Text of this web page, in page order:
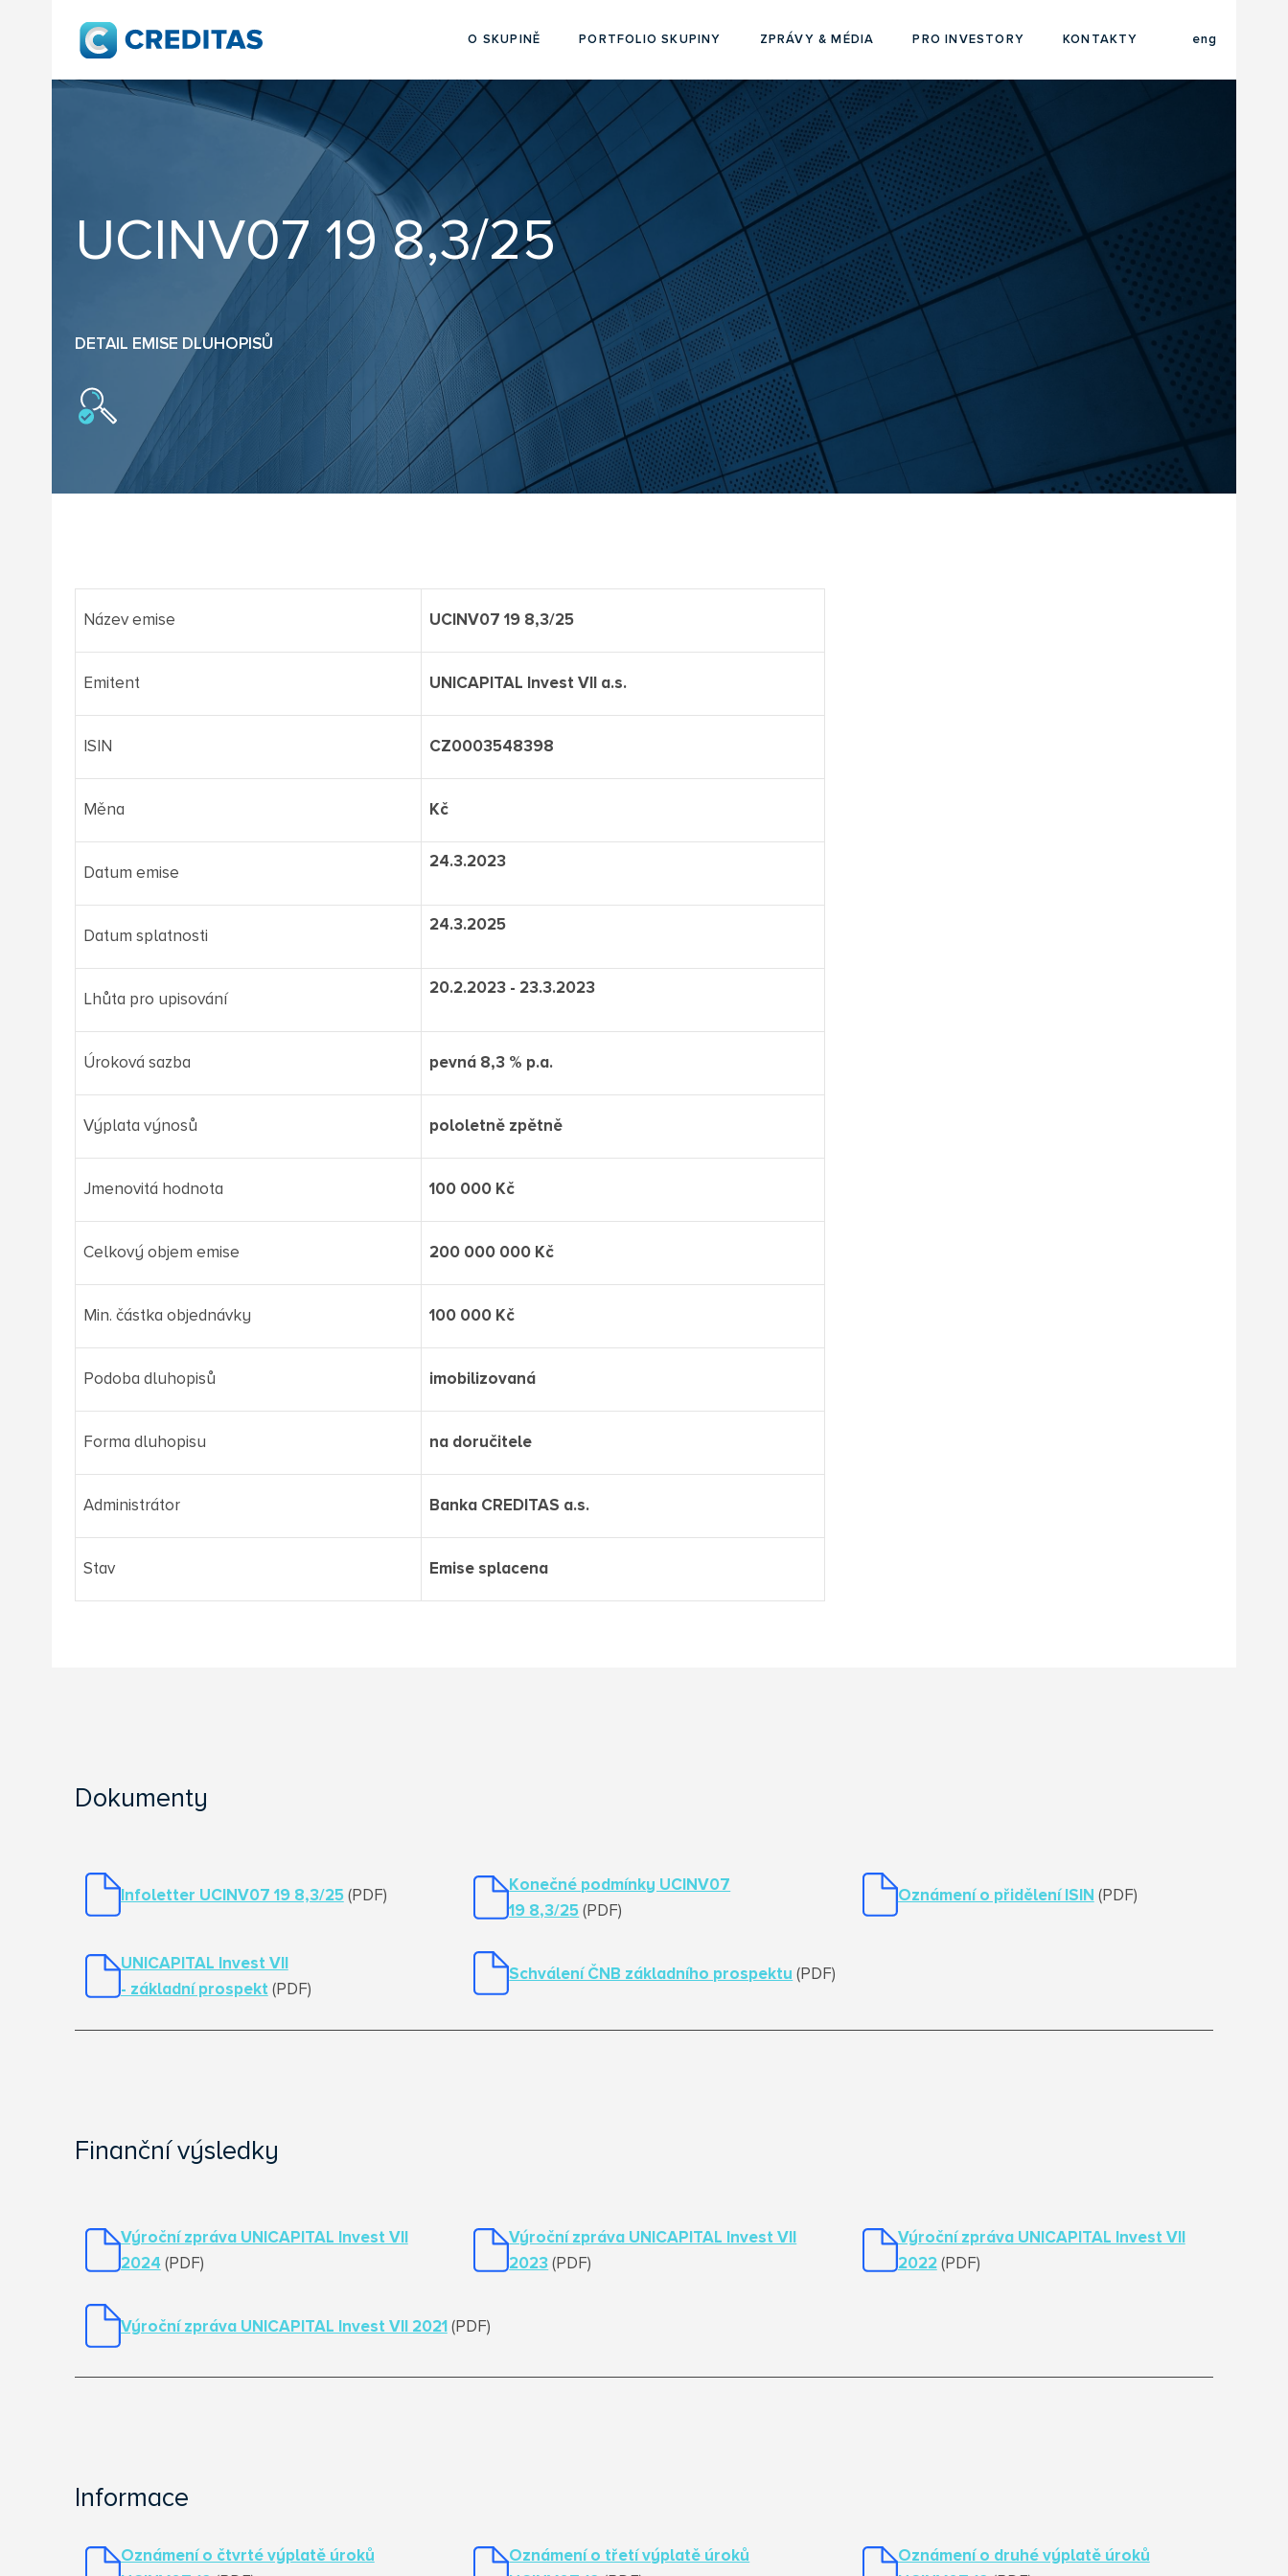
O SKUPINĚ PORTFOLIO SKUPINY ZPRÁVY & MÉDIA PRO INVESTORY KONTAKTY cze
eng
UCINV07 19 8,3/25
DETAIL EMISE DLUHOPISŮ
Název emise UCINV07 19 8,3/25
Emitent UNICAPITAL Invest VII a.s.
ISIN CZ0003548398
Měna Kč
Datum emise
24.3.2023
Datum splatnosti
24.3.2025
Lhůta pro upisování
20.2.2023 - 23.3.2023
Úroková sazba pevná 8,3 % p.a.
Výplata výnosů pololetně zpětně
Jmenovitá hodnota 100 000 Kč
Celkový objem emise 200 000 000 Kč
Min. částka objednávky 100 000 Kč
Podoba dluhopisů imobilizovaná
Forma dluhopisu na doručitele
Administrátor Banka CREDITAS a.s.
Stav Emise splacena
Dokumenty
Infoletter UCINV07 19 8,3/25(PDF)
Konečné podmínky UCINV07
19 8,3/25 (PDF)
Oznámení o přidělení ISIN (PDF)
UNICAPITAL Invest VII
- základní prospekt (PDF)
Schválení ČNB základního prospektu (PDF)
Finanční výsledky
Výroční zpráva UNICAPITAL Invest VII
2024 (PDF)
Výroční zpráva UNICAPITAL Invest VII
2023 (PDF)
Výroční zpráva UNICAPITAL Invest VII
2022(PDF)
Výroční zpráva UNICAPITAL Invest VII 2021 (PDF)
Informace
Oznámení o čtvrté výplatě úroků
Oznámení o třetí výplatě úroků
Oznámení o druhé výplatě úroků